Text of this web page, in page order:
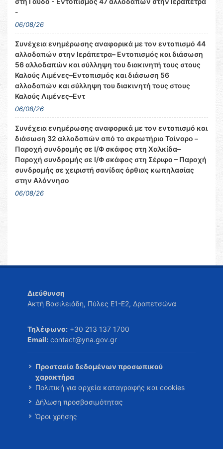
-
06/08/26
Συνέχεια ενημέρωσης αναφορικά με τον εντοπισμό 44
αλλοδαπών στην Ιεράπετρα– Εντοπισμός και διάσωση
56 αλλοδαπών και σύλληψη του διακινητή τους στους
Καλούς Λιμένες–Εντοπισμός και διάσωση 56
αλλοδαπών και σύλληψη του διακινητή τους στους
Καλούς Λιμένες–Εντ
06/08/26
Συνέχεια ενημέρωσης αναφορικά με τον εντοπισμό και
διάσωση 32 αλλοδαπών από το ακρωτήριο Ταίναρο –
Παροχή συνδρομής σε Ι/Φ σκάφος στη Χαλκίδα–
Παροχή συνδρομής σε Ι/Φ σκάφος στη Σέριφο – Παροχή
συνδρομής σε χειριστή σανίδας όρθιας κωπηλασίας
στην Αλόννησο
06/08/26
Διεύθυνση
Ακτή Βασιλειάδη, Πύλες Ε1-Ε2, Δραπετσώνα
Τηλέφωνο: +30 213 137 1700
Email: contact@yna.gov.gr
Προστασία δεδομένων προσωπικού
χαρακτήρα
Πολιτική για αρχεία καταγραφής και cookies
Δήλωση προσβασιμότητας
Όροι χρήσης